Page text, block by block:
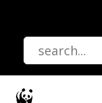
utama